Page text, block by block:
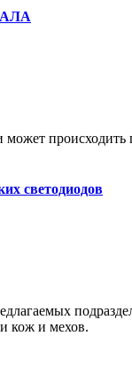
может
светодиодов
кож и мехов.